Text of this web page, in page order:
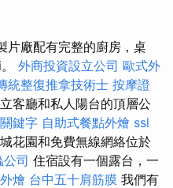
片廠配有完整的廚房，桌
外商投資設立公司 歐式外
統整復推拿技術士 按摩證
客廳和私人陽台的頂層公
關鍵字 自助式餐點外燴 ssl
花園和免費無線網絡位於
公司 住宿設有一個露台，一
燴 台中五十肩筋膜 我們有